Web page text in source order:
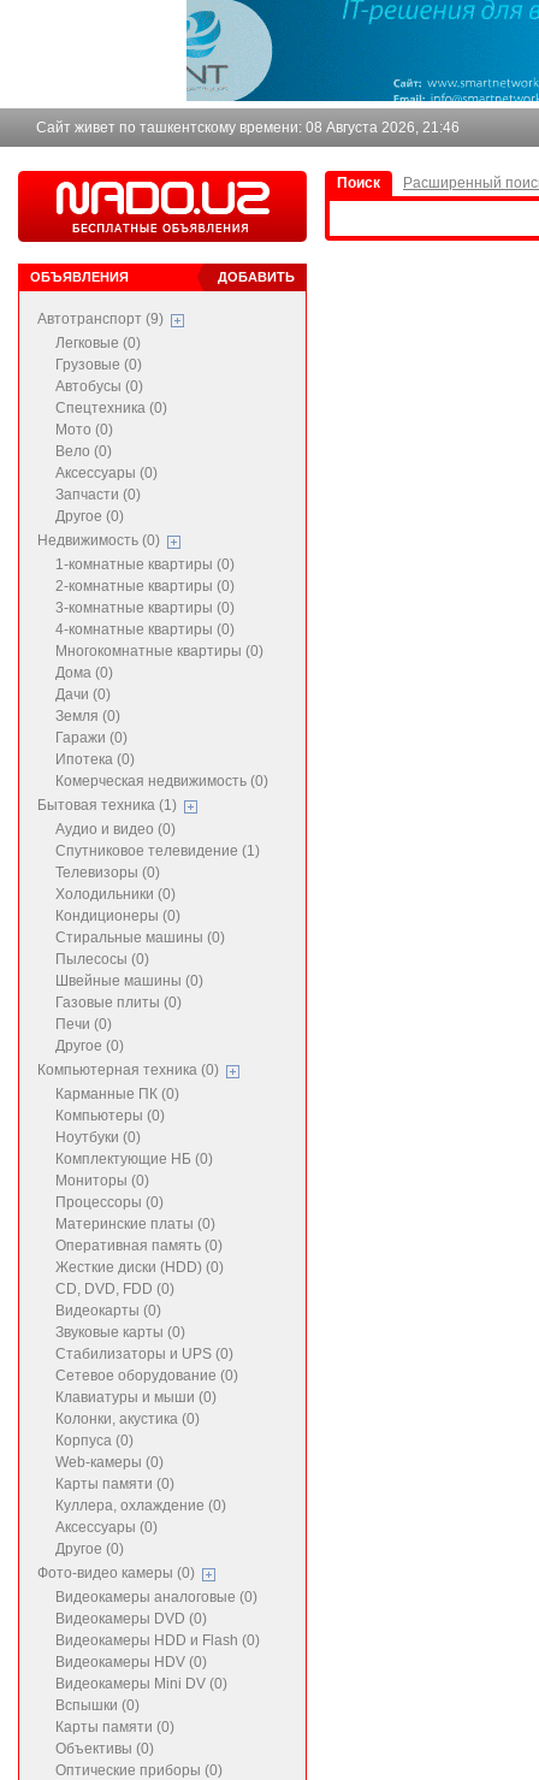
Сайт живет по ташкентскому времени: 08 Августа 2026, 21:46
ДОБАВИТЬ
ОБЪЯВЛЕНИЯ
Автотранспорт (9)
Легковые (0)
Грузовые (0)
Автобусы (0)
Спецтехника (0)
Мото (0)
Вело (0)
Аксессуары (0)
Запчасти (0)
Другое (0)
Недвижимость (0)
1-комнатные квартиры (0)
2-комнатные квартиры (0)
3-комнатные квартиры (0)
4-комнатные квартиры (0)
Многокомнатные квартиры (0)
Дома (0)
Дачи (0)
Земля (0)
Гаражи (0)
Ипотека (0)
Комерческая недвижимость (0)
Бытовая техника (1)
Аудио и видео (0)
Спутниковое телевидение (1)
Телевизоры (0)
Холодильники (0)
Кондиционеры (0)
Стиральные машины (0)
Пылесосы (0)
Швейные машины (0)
Газовые плиты (0)
Печи (0)
Другое (0)
Компьютерная техника (0)
Карманные ПК (0)
Компьютеры (0)
Ноутбуки (0)
Комплектующие НБ (0)
Мониторы (0)
Процессоры (0)
Материнские платы (0)
Оперативная память (0)
Жесткие диски (HDD) (0)
CD, DVD, FDD (0)
Видеокарты (0)
Звуковые карты (0)
Стабилизаторы и UPS (0)
Сетевое оборудование (0)
Клавиатуры и мыши (0)
Колонки, акустика (0)
Корпуса (0)
Web-камеры (0)
Карты памяти (0)
Куллера, охлаждение (0)
Аксессуары (0)
Другое (0)
Фото-видео камеры (0)
Видеокамеры аналоговые (0)
Видеокамеры DVD (0)
Видеокамеры HDD и Flash (0)
Видеокамеры HDV (0)
Видеокамеры Mini DV (0)
Вспышки (0)
Карты памяти (0)
Объективы (0)
Оптические приборы (0)
Поиск Расширенный